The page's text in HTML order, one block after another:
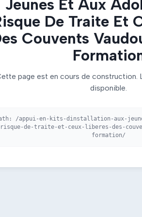
Jeunes Et Aux
De Traite Et
Couvents
page est en cours de construction.
disponible.
/appui-en-kits-dinstallation-aux-
risque-de-traite-et-ceux-liberes-des-
formation/